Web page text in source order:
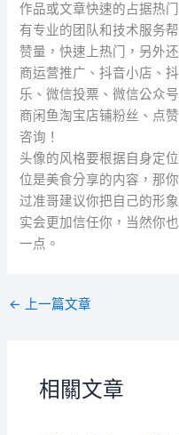
作品或文章快速的占据热
有专业的团队和技术服务
赞量，快速上热门，另外
商运营推广、抖音小店、
乐、微信投票、微信公众
商闲鱼淘宝店铺粉丝、点
咨询！
头像的风格要根据自身定
位是美食分享的内容，那
过准哥建议你把自己的形
实会更加信任你，当然你
一点。
← 上一篇文章
相關文章